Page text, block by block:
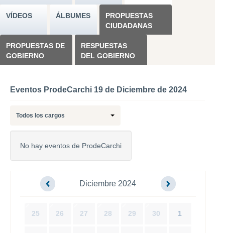
VÍDEOS ÁLBUMES
PROPUESTAS
CIUDADANAS
PROPUESTAS DE
GOBIERNO
RESPUESTAS
DEL GOBIERNO
Eventos ProdeCarchi 19 de Diciembre de 2024
Todos los cargos
No hay eventos de ProdeCarchi
Diciembre 2024
25 26 27 28 29 30 1